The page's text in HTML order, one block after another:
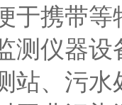
于携带
测仪器
站、污